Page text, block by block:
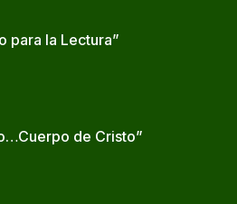
para la Lectura”
de Cristo”